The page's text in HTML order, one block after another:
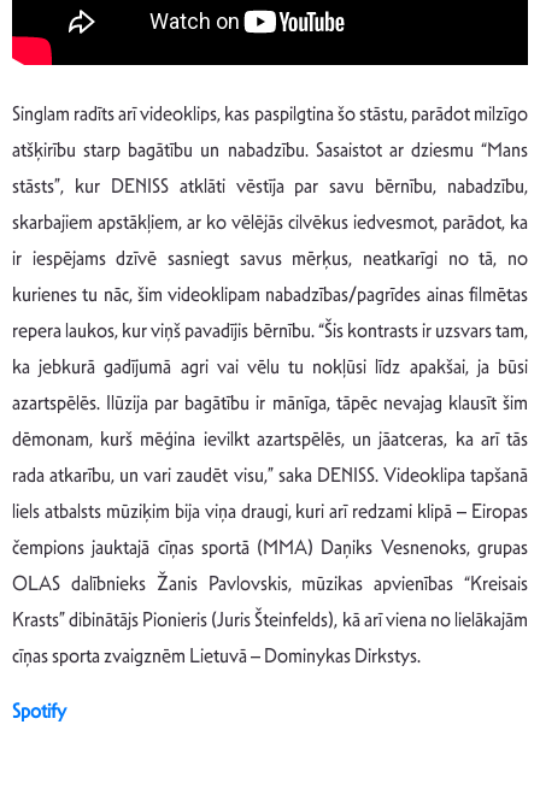
Singlam radīts arī videoklips, kas paspilgtina šo stāstu, parādot milzīgo
atšķirību starp bagātību un nabadzību. Sasaistot ar dziesmu “Mans
stāsts”, kur DENISS atklāti vēstīja par savu bērnību, nabadzību,
skarbajiem apstākļiem, ar ko vēlējās cilvēkus iedvesmot, parādot, ka
ir iespējams dzīvē sasniegt savus mērķus, neatkarīgi no tā, no
kurienes tu nāc, šim videoklipam nabadzības/pagrīdes ainas filmētas
repera laukos, kur viņš pavadījis bērnību. “Šis kontrasts ir uzsvars tam,
ka jebkurā gadījumā agri vai vēlu tu nokļūsi līdz apakšai, ja būsi
azartspēlēs. Ilūzija par bagātību ir mānīga, tāpēc nevajag klausīt šim
dēmonam, kurš mēģina ievilkt azartspēlēs, un jāatceras, ka arī tās
rada atkarību, un vari zaudēt visu,” saka DENISS. Videoklipa tapšanā
liels atbalsts mūziķim bija viņa draugi, kuri arī redzami klipā – Eiropas
čempions jauktajā cīņas sportā (MMA) Daņiks Vesnenoks, grupas
OLAS dalībnieks Žanis Pavlovskis, mūzikas apvienības “Kreisais
Krasts” dibinātājs Pionieris (Juris Šteinfelds), kā arī viena no lielākajām
cīņas sporta zvaigznēm Lietuvā – Dominykas Dirkstys.
Spotify